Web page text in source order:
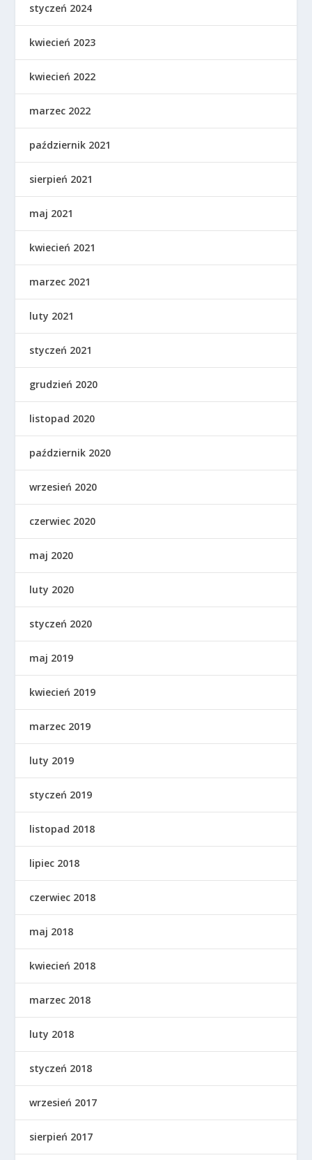
styczeń 2024
kwiecień 2023
kwiecień 2022
marzec 2022
październik 2021
sierpień 2021
maj 2021
kwiecień 2021
marzec 2021
luty 2021
styczeń 2021
grudzień 2020
listopad 2020
październik 2020
wrzesień 2020
czerwiec 2020
maj 2020
luty 2020
styczeń 2020
maj 2019
kwiecień 2019
marzec 2019
luty 2019
styczeń 2019
listopad 2018
lipiec 2018
czerwiec 2018
maj 2018
kwiecień 2018
marzec 2018
luty 2018
styczeń 2018
wrzesień 2017
sierpień 2017